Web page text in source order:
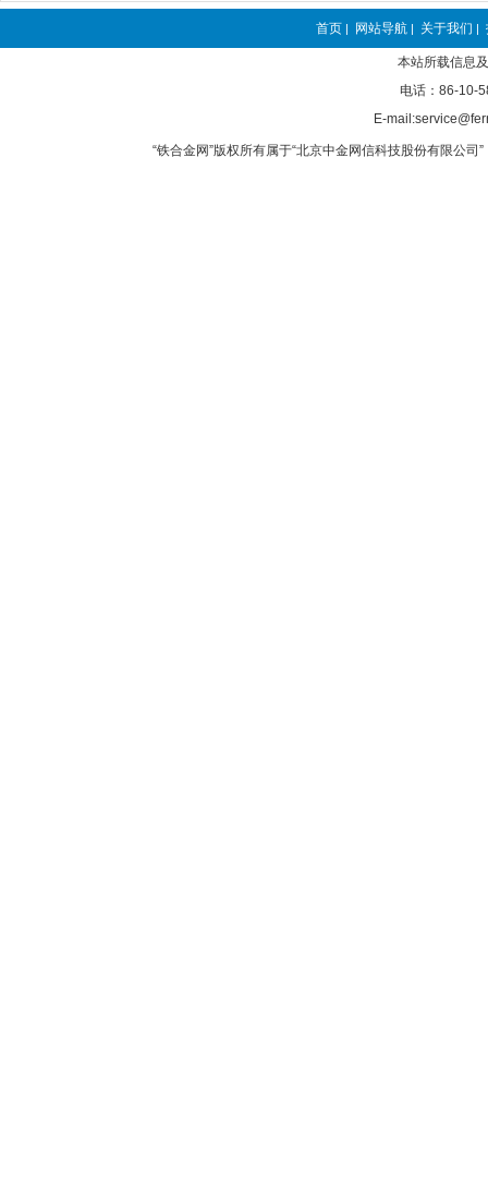
首页 | 网站导航 | 关于我们 |
本站所载信息
电话：86-10-
E-
“铁合金网”版权所有属于“北京中金网信科技股份有限公司